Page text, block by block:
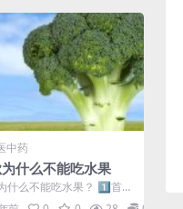
中药
什么不能‬吃水果
什么不能‬吃水果？ 1️⃣首先
为寒邪作祟，而多数水果‬